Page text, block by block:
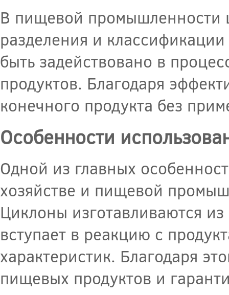
В пищевой промышленности
разделения и
быть задействовано в
продуктов. Благодаря
конечного продукта без
Особенности
Одной из главных
хозяйстве и пищевой
Циклоны изготавливаются
вступает в реакцию с
характеристик. Благодаря
пищевых продуктов и